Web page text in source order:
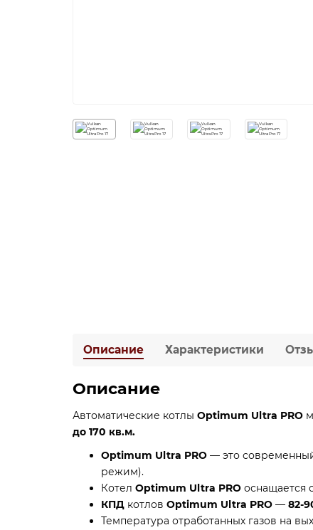
Описание Характеристики
Описание
Автоматические котлы Optimum Ultra PRO
до 170 кв.м.
Optimum Ultra PRO — это
режим).
Котел Optimum Ultra PRO оснащается
КПД котлов Optimum Ultra PRO — 82-
Температура отработанных газов на